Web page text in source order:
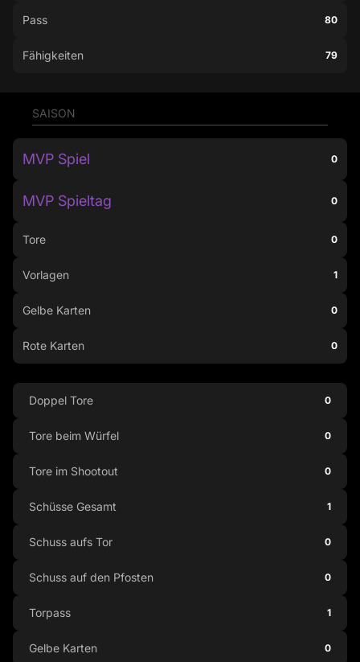
Pass 80
Fähigkeiten 79
SAISON
MVP Spiel 0
MVP Spieltag 0
Tore 0
Vorlagen 1
Gelbe Karten 0
Rote Karten 0
Doppel Tore 0
Tore beim Würfel 0
Tore im Shootout 0
Schüsse Gesamt 1
Schuss aufs Tor 0
Schuss auf den Pfosten 0
Torpass 1
Gelbe Karten 0